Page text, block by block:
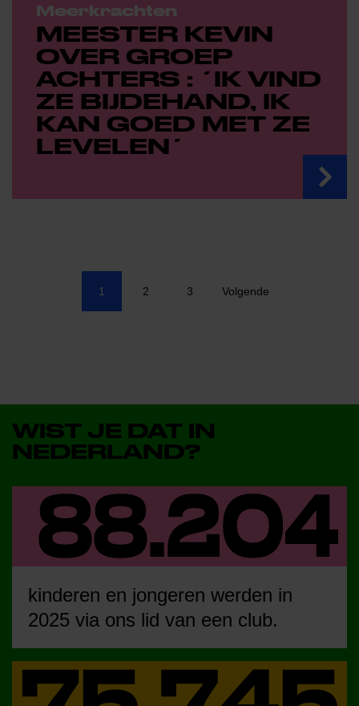
Meerkrachten
MEESTER KEVIN
OVER GROEP
ACHTERS : ´IK VIND
ZE BIJDEHAND, IK
KAN GOED MET ZE
LEVELEN´
1 2 3 Volgende
WIST JE DAT IN
NEDERLAND?
kinderen en jongeren werden in
2025 via ons lid van een club.